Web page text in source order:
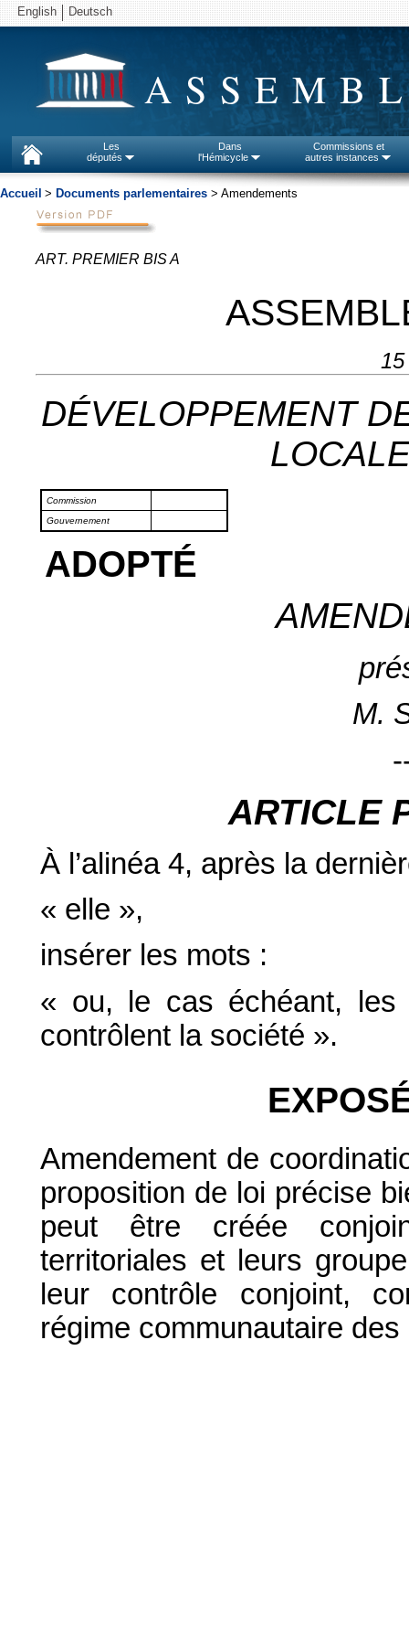
English Deutsch
Les
députés
Dans
l'Hémicycle
Commissions et
autres instances
Accueil > Documents parlementaires > Amendements
ART. PREMIER BIS A
DÉVELOPPEMENT
Commission
Gouvernement
ADOPTÉ
M.
ARTICLE
À l’alinéa 4, après la
« elle »,
insérer les mots :
« ou, le cas échéant, les
contrôlent la société ».
Amendement de
proposition de loi précise
peut être créée
territoriales et leurs
leur contrôle conjoint,
régime communautaire